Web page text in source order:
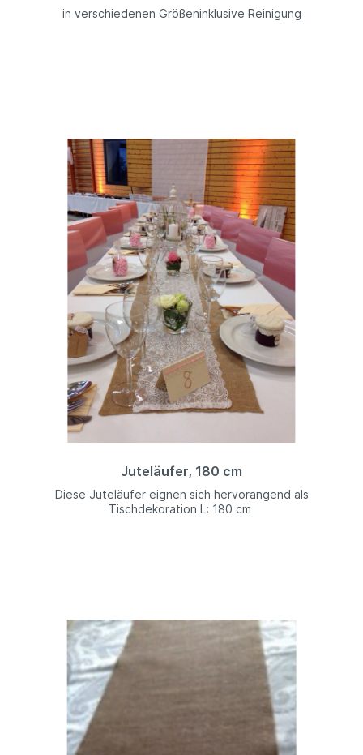
in verschiedenen Größeninklusive Reinigung
Juteläufer, 180 cm
Diese Juteläufer eignen sich hervorangend als
Tischdekoration L: 180 cm